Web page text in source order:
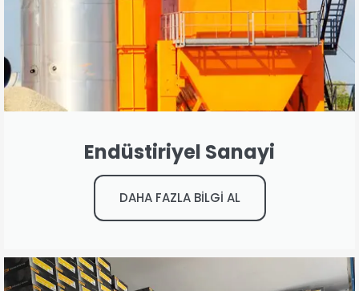
Endüstiriyel Sanayi
DAHA FAZLA BİLGİ AL